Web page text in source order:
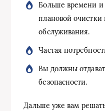
Больше времени и
плановой очистки
обслуживания.
Частая
Вы должны
безопасности.
Дальше уже вам